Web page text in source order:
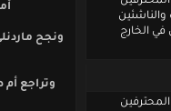
في الخارج
وتراجع